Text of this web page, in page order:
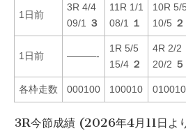
1日前
3R 4/4
09/1
３
11R 1/1
08/1
１
10R 5/5
10/5 ２
1日前 ———-
1R 5/5
15/4 ２
4R 2/2
20/2 ５
各枠走数 000100 100010 010010
3R今節成績 (2026年4月11日よ